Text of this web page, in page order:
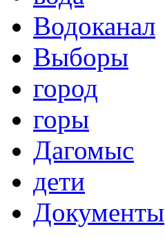
Водоканал
Выборы
город
горы
Дагомыс
дети
Документы